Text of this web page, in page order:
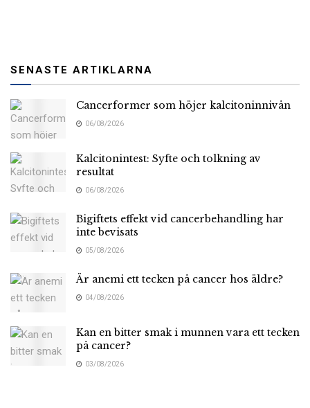
SENASTE ARTIKLARNA
Cancerformer som höjer kalcitoninnivån
06/08/2026
Kalcitonintest: Syfte och tolkning av
resultat
06/08/2026
Bigiftets effekt vid cancerbehandling har
inte bevisats
05/08/2026
Är anemi ett tecken på cancer hos äldre?
04/08/2026
Kan en bitter smak i munnen vara ett tecken
på cancer?
03/08/2026